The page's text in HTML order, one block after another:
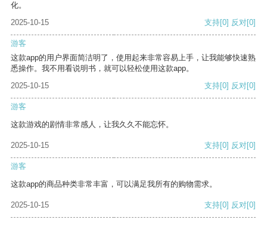
化。
2025-10-15
支持[0] 反对[0]
游客
这款app的用户界面简洁明了，使用起来非常容易上手，让我能够快速熟
悉操作。我不用看说明书，就可以轻松使用这款app。
2025-10-15
支持[0] 反对[0]
游客
这款游戏的剧情非常感人，让我久久不能忘怀。
2025-10-15 支持[0] 反对[0]
游客
这款app的商品种类非常丰富，可以满足我所有的购物需求。
2025-10-15 支持[0] 反对[0]